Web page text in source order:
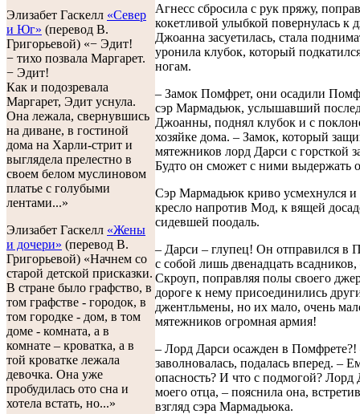
Элизабет Гаскелл «Север
и Юг» (перевод В.
Григорьевой) «− Эдит!
− тихо позвала Маргарет.
− Эдит!
Как и подозревала
Маргарет, Эдит уснула.
Она лежала, свернувшись
на диване, в гостиной
дома на Харли-стрит и
выглядела прелестно в
своем белом муслиновом
платье с голубыми
лентами...»
Элизабет Гаскелл «Жены
и дочери» (перевод В.
Григорьевой) «Начнем со
старой детской присказки.
В стране было графство, в
том графстве - городок, в
том городке - дом, в том
доме - комната, а в
комнате – кроватка, а в
той кроватке лежала
девочка. Она уже
пробудилась ото сна и
хотела встать, но...»
Агнесс сбросила с рук пряжу,
кокетливой улыбкой повернулась к
Джоанна засуетилась, стала
уронила клубок, который
ногам.
– Замок Помфрет, они осадили
сэр Мармадьюк, услышавший
Джоанны, поднял клубок и с
хозяйке дома. – Замок, который
мятежников лорд Дарси с горсткой
Будто он сможет с ними выдержать
Сэр Мармадьюк криво усмехнулся и
кресло напротив Мод, к вящей
сидевшей поодаль.
– Дарси – глупец! Он отправился в
с собой лишь двенадцать
Скроуп, поправляя полы своего
дороге к нему присоединились
джентльмены, но их мало, очень
мятежников огромная армия!
– Лорд Дарси осажден в
заволновалась, подалась вперед. –
опасность? И что с подмогой? Лорд
моего отца, – пояснила она,
взгляд сэра Мармадьюка.